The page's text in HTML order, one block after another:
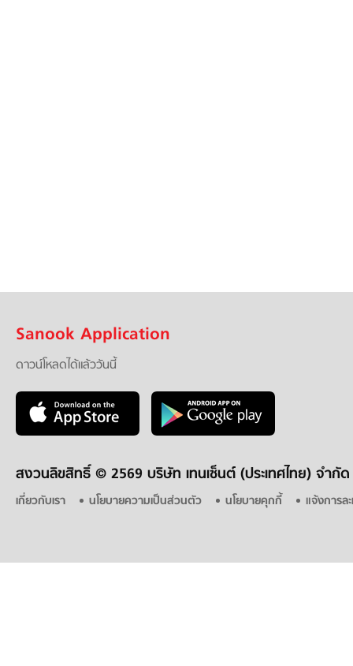
Sanook Application
ดาวน์โหลดได้แล้ววันนี้
สงวนลิขสิทธิ์ © 2569 บริษัท เทนเซ็นต์ (ประเทศไทย) จำกัด
เกี่ยวกับเรา นโยบายความเป็นส่วนตัว นโยบายคุกกี้ แจ้งการล